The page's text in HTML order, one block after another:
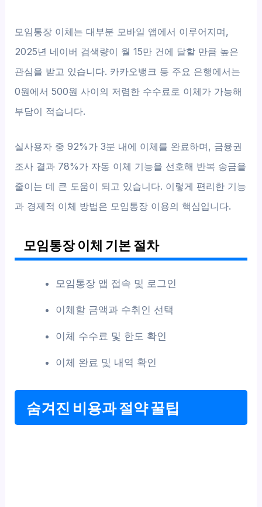
모임통장 이체는 대부분 모바일 앱에서 이루어지며,
2025년 네이버 검색량이 월 15만 건에 달할 만큼 높은
관심을 받고 있습니다. 카카오뱅크 등 주요 은행에서는
0원에서 500원 사이의 저렴한 수수료로 이체가 가능해
부담이 적습니다.
실사용자 중 92%가 3분 내에 이체를 완료하며, 금융권
조사 결과 78%가 자동 이체 기능을 선호해 반복 송금을
줄이는 데 큰 도움이 되고 있습니다. 이렇게 편리한 기능
과 경제적 이체 방법은 모임통장 이용의 핵심입니다.
모임통장 이체 기본 절차
모임통장 앱 접속 및 로그인
이체할 금액과 수취인 선택
이체 수수료 및 한도 확인
이체 완료 및 내역 확인
숨겨진 비용과 절약 꿀팁